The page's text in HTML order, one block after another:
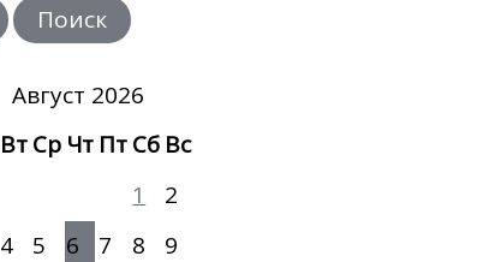
Август 2026
ВтСр Чт ПтСб Вс
1
2
4 5 6 7 8
9